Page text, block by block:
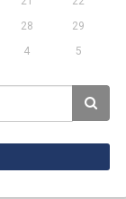
28
29
4 5